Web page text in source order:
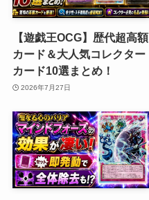
【遊戯王OCG】歴代超高額
カード＆大人気コレクター
カード10選まとめ！
2026年7月27日